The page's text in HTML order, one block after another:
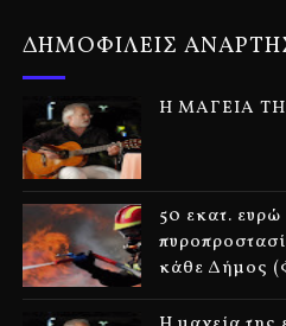
ΔΗΜΟΦΙΛΕΙΣ
Η ΜΑΓΕΙΑ
50 εκατ.
κάθε Δήμος